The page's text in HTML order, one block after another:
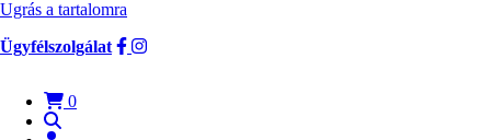
Ugrás a tartalomra
Ügyfélszolgálat
0